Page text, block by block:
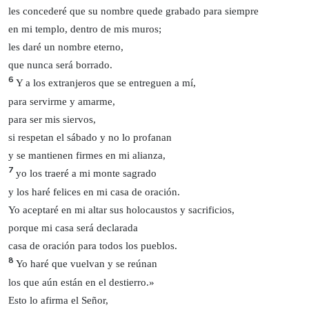
les concederé que su nombre quede grabado para siempre
en mi templo, dentro de mis muros;
les daré un nombre eterno,
que nunca será borrado.
6 Y a los extranjeros que se entreguen a mí,
para servirme y amarme,
para ser mis siervos,
si respetan el sábado y no lo profanan
y se mantienen firmes en mi alianza,
7 yo los traeré a mi monte sagrado
y los haré felices en mi casa de oración.
Yo aceptaré en mi altar sus holocaustos y sacrificios,
porque mi casa será declarada
casa de oración para todos los pueblos.
8 Yo haré que vuelvan y se reúnan
los que aún están en el destierro.»
Esto lo afirma el Señor,